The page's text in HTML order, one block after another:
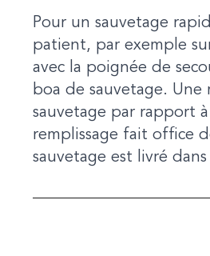
Pour un sauvetage
patient, par exemple
avec la poignée de
boa de sauvetage.
sauvetage par rapport
remplissage fait office
sauvetage est livré